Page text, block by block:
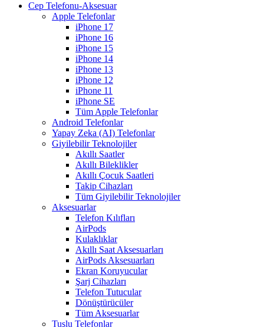
Cep Telefonu-Aksesuar
Apple Telefonlar
iPhone 17
iPhone 16
iPhone 15
iPhone 14
iPhone 13
iPhone 12
iPhone 11
iPhone SE
Tüm Apple Telefonlar
Android Telefonlar
Yapay Zeka (AI) Telefonlar
Giyilebilir Teknolojiler
Akıllı Saatler
Akıllı Bileklikler
Akıllı Çocuk Saatleri
Takip Cihazları
Tüm Giyilebilir Teknolojiler
Aksesuarlar
Telefon Kılıfları
AirPods
Kulaklıklar
Akıllı Saat Aksesuarları
AirPods Aksesuarları
Ekran Koruyucular
Şarj Cihazları
Telefon Tutucular
Dönüştürücüler
Tüm Aksesuarlar
Tuşlu Telefonlar